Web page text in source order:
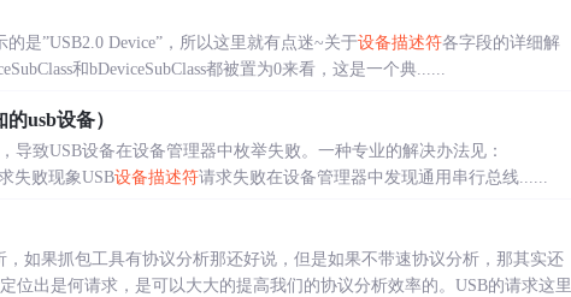
是”USB2.0 Device”，所以这里就有点迷~关于设备描述符各字段的详细解
和bDeviceSubClass都被置为0来看，这是一个典......
usb设备）
导致USB设备在设备管理器中枚举失败。一种专业的解决办法见：
失败现象USB设备描述符请求失败在设备管理器中发现通用串行总线......
如果抓包工具有协议分析那还好说，但是如果不带速协议分析，那其实还
位出是何请求，是可以大大的提高我们的协议分析效率的。USB的请求这里